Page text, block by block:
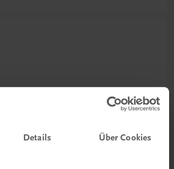
Details Über Cookies